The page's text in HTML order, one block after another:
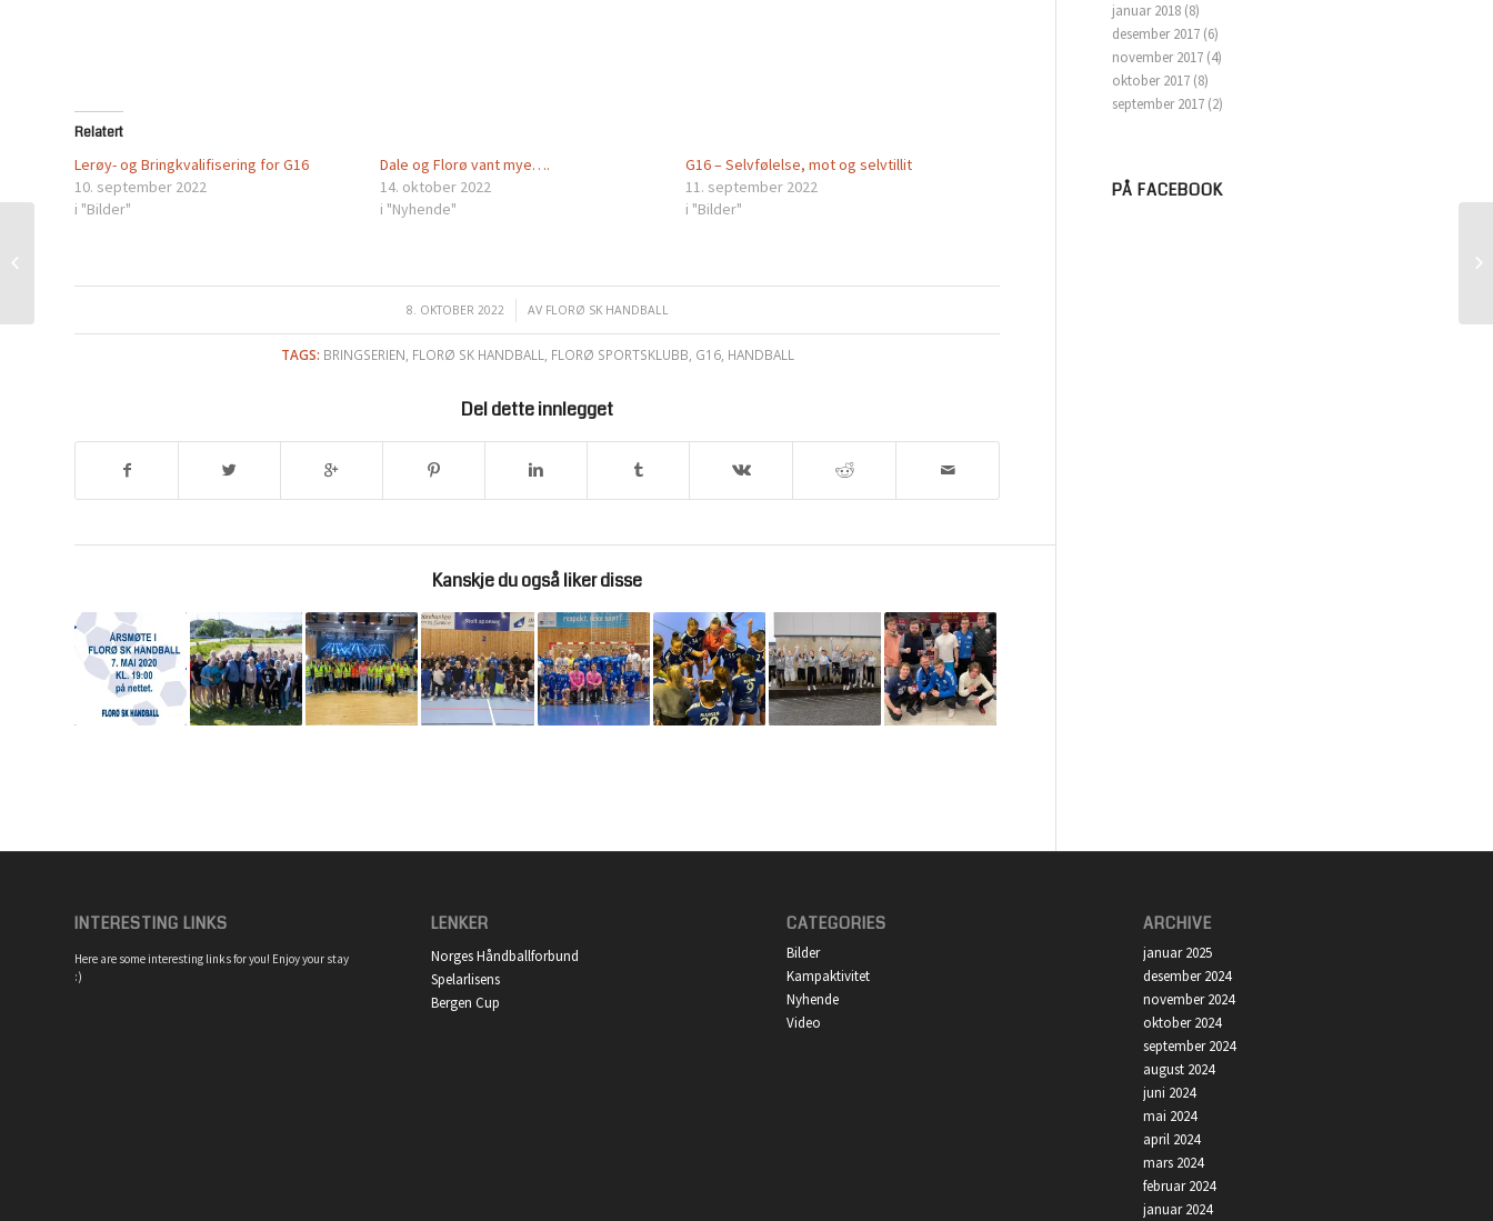
Relatert
Lerøy- og Bringkvalifisering for G16
10. september 2022
i "Bilder"
Dale og Florø vant mye….
14. oktober 2022
i "Nyhende"
G16 – Selvfølelse, mot og selvtillit
11. september 2022
i "Bilder"
8. OKTOBER 2022
/ AV FLORØ SK HANDBALL
TAGS: BRINGSERIEN, FLORØ SK HANDBALL, FLORØ SPORTSKLUBB, G16, HANDBALL
Del dette innlegget
Kanskje du også liker disse
januar 2018 (8)
desember 2017 (6)
november 2017 (4)
oktober 2017 (8)
september 2017 (2)
PÅ FACEBOOK
INTERESTING LINKS
Here are some interesting links for you! Enjoy your stay
:)
LENKER
Norges Håndballforbund
Spelarlisens
Bergen Cup
CATEGORIES
Bilder
Kampaktivitet
Nyhende
Video
ARCHIVE
januar 2025
desember 2024
november 2024
oktober 2024
september 2024
august 2024
juni 2024
mai 2024
april 2024
mars 2024
februar 2024
januar 2024